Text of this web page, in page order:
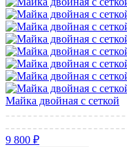
Майка двойная с сеткой
9 800 ₽